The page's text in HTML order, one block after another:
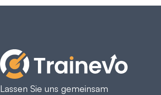
Lassen Sie uns gemeinsam